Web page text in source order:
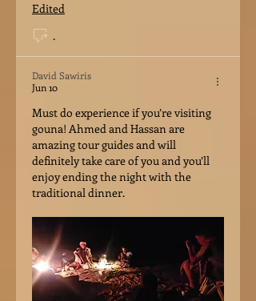
Edited
.
David Sawiris
Jun 10
Must do experience if you’re visiting
gouna! Ahmed and Hassan are
amazing tour guides and will
definitely take care of you and you’ll
enjoy ending the night with the
traditional dinner.